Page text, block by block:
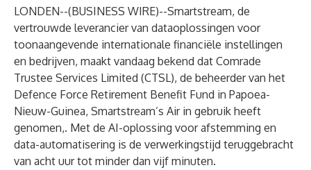
LONDEN--(BUSINESS WIRE)--Smartstream, de
vertrouwde leverancier van dataoplossingen voor
toonaangevende internationale financiële instellingen
en bedrijven, maakt vandaag bekend dat Comrade
Trustee Services Limited (CTSL), de beheerder van het
Defence Force Retirement Benefit Fund in Papoea-
Nieuw-Guinea, Smartstream’s Air in gebruik heeft
genomen,. Met de AI-oplossing voor afstemming en
data-automatisering is de verwerkingstijd teruggebracht
van acht uur tot minder dan vijf minuten.